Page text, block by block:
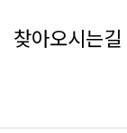
찾아오시는길